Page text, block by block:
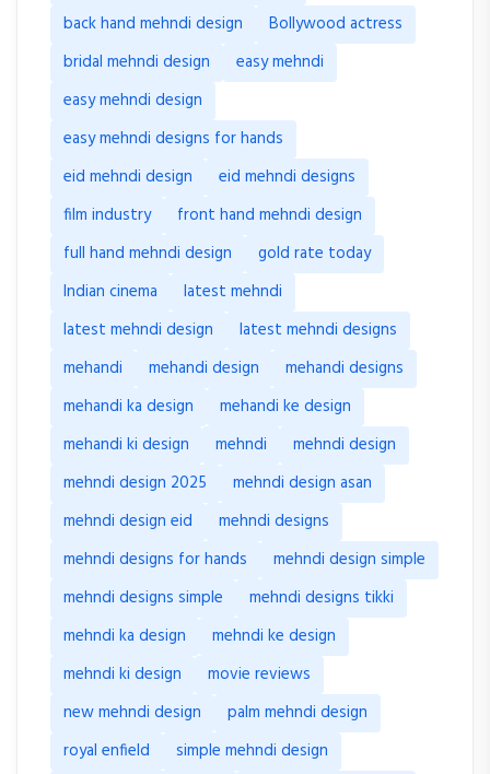
back hand mehndi design
Bollywood actress
bridal mehndi design
easy mehndi
easy mehndi design
easy mehndi designs for hands
eid mehndi design
eid mehndi designs
film industry
front hand mehndi design
full hand mehndi design
gold rate today
Indian cinema
latest mehndi
latest mehndi design
latest mehndi designs
mehandi
mehandi design
mehandi designs
mehandi ka design
mehandi ke design
mehandi ki design
mehndi
mehndi design
mehndi design 2025
mehndi design asan
mehndi design eid
mehndi designs
mehndi designs for hands
mehndi design simple
mehndi designs simple
mehndi designs tikki
mehndi ka design
mehndi ke design
mehndi ki design
movie reviews
new mehndi design
palm mehndi design
royal enfield
simple mehndi design